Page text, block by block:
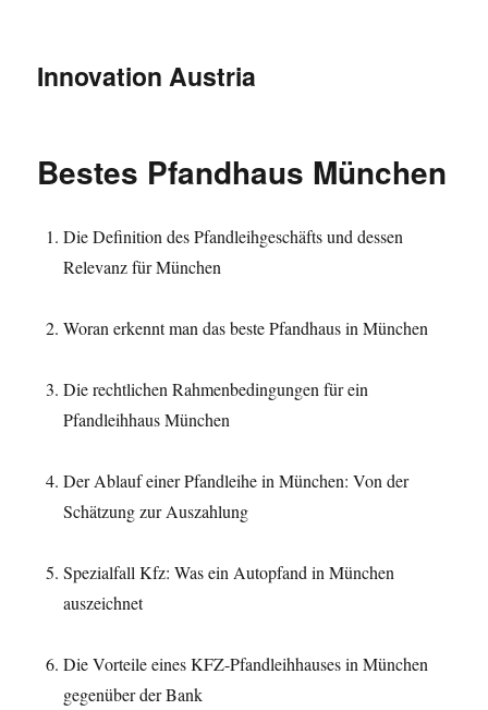
Innovation Austria
Bestes Pfandhaus München
Die Definition des Pfandleihgeschäfts und dessen
Relevanz für München
Woran erkennt man das beste Pfandhaus in München
Die rechtlichen Rahmenbedingungen für ein
Pfandleihhaus München
Der Ablauf einer Pfandleihe in München: Von der
Schätzung zur Auszahlung
Spezialfall Kfz: Was ein Autopfand in München
auszeichnet
Die Vorteile eines KFZ-Pfandleihhauses in München
gegenüber der Bank